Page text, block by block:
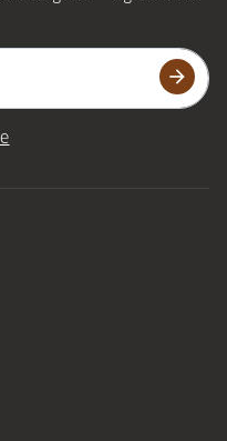
arrow_forward